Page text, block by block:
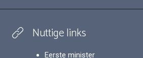
Nuttige links
Eerste minister